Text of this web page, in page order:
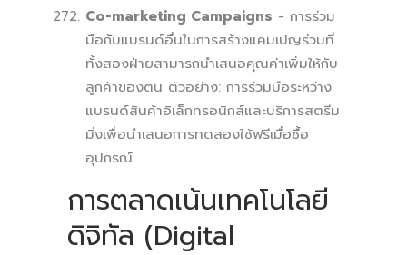
Co-marketing Campaigns - การร่วม
มือกับแบรนด์อื่นในการสร้างแคมเปญร่วมที่
ทั้งสองฝ่ายสามารถนำเสนอคุณค่าเพิ่มให้กับ
ลูกค้าของตน ตัวอย่าง: การร่วมมือระหว่าง
แบรนด์สินค้าอิเล็กทรอนิกส์และบริการสตรีม
มิ่งเพื่อนำเสนอการทดลองใช้ฟรีเมื่อซื้อ
อุปกรณ์.
การตลาดเน้นเทคโนโลยี
ดิจิทัล (Digital